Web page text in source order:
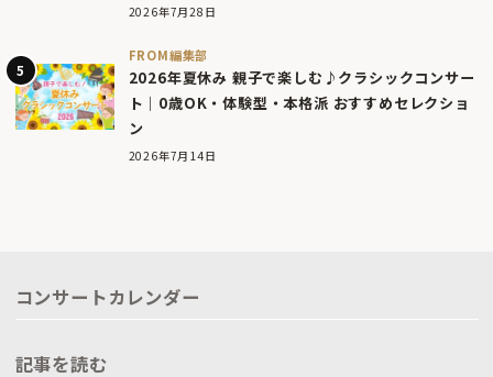
2026年7月28日
FROM編集部
2026年夏休み 親子で楽しむ♪クラシックコンサー
ト｜0歳OK・体験型・本格派 おすすめセレクショ
ン
2026年7月14日
コンサートカレンダー
記事を読む